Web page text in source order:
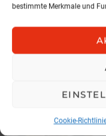
bestimmte Merkmale und
Cookie-
Vertrieb neu
Vertrieb im Zentrum